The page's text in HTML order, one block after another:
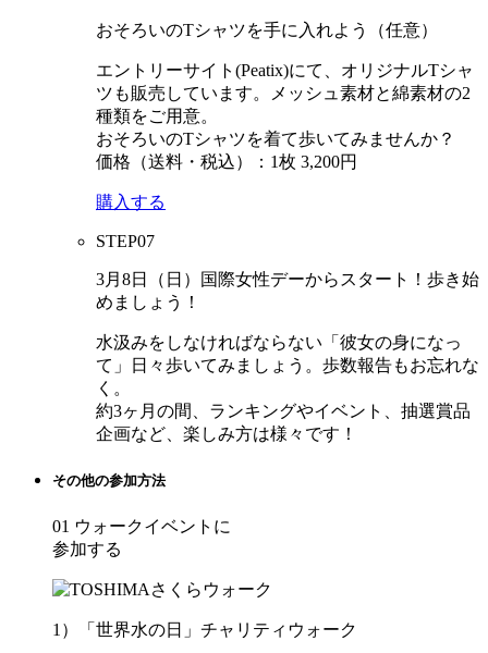
おそろいのTシャツを手に入れよう（任意）
エントリーサイト(Peatix)にて、オリジナルTシャ
ツも販売しています。メッシュ素材と綿素材の2
種類をご用意。
おそろいのTシャツを着て歩いてみませんか？
価格（送料・税込）：1枚 3,200円
購入する
STEP07
3月8日（日）国際女性デーからスタート！歩き始
めましょう！
水汲みをしなければならない「彼女の身になっ
て」日々歩いてみましょう。歩数報告もお忘れな
く。
約3ヶ月の間、ランキングやイベント、抽選賞品
企画など、楽しみ方は様々です！
その他の参加方法
01 ウォークイベントに
参加する
1）「世界水の日」チャリティウォーク